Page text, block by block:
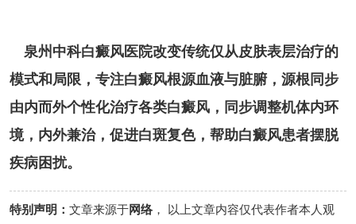
泉州中科白癜风医院改变传统仅从皮肤表层治疗的
模式和局限，专注白癜风根源血液与脏腑，源根同步
由内而外个性化治疗各类白癜风，同步调整机体内环
境，内外兼治，促进白斑复色，帮助白癜风患者摆脱
疾病困扰。
特别声明： 文章来源于网络， 以上文章内容仅代表作者本人观